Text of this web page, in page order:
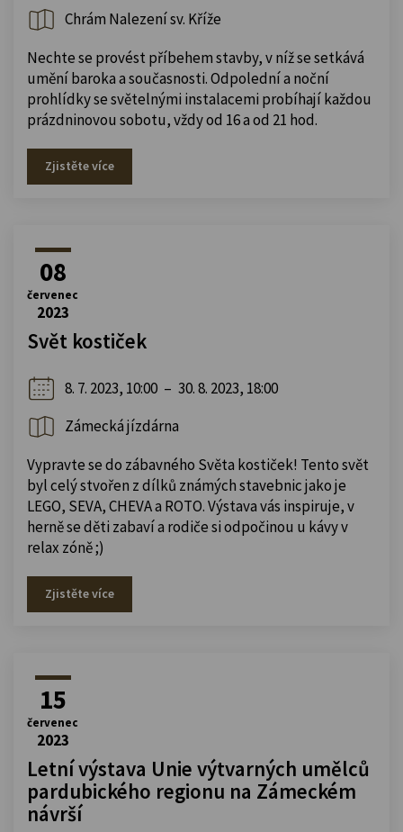
Chrám Nalezení sv. Kříže
Nechte se provést příbehem stavby, v níž se setkává
umění baroka a současnosti. Odpolední a noční
prohlídky se světelnými instalacemi probíhají každou
prázdninovou sobotu, vždy od 16 a od 21 hod.
Zjistěte více
08
červenec
2023
Svět kostiček
8. 7. 2023, 10:00 – 30. 8. 2023, 18:00
Zámecká jízdárna
Vypravte se do zábavného Světa kostiček! Tento svět
byl celý stvořen z dílků známých stavebnic jako je
LEGO, SEVA, CHEVA a ROTO. Výstava vás inspiruje, v
herně se děti zabaví a rodiče si odpočinou u kávy v
relax zóně ;)
Zjistěte více
15
červenec
2023
Letní výstava Unie výtvarných umělců
pardubického regionu na Zámeckém
návrší